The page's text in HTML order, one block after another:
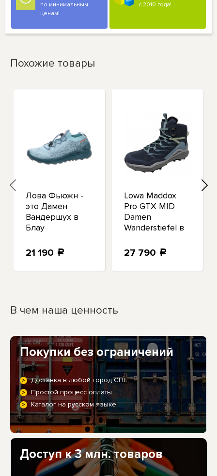
по минимальным
ценам!
с 2010 года!
Похожие товары
Лова Фьюжн -
это Дамен
Вандершух в
Блау
21 190 a
Lowa Maddox
Pro GTX MID
Damen
Wanderstiefel в
27 790 a
В чем наша ценность
Покупки без ограничений
Доставка в любой город СНГ
Простой процесс оплаты
Каталог на русском языке
Доступ к 3 млн. товаров